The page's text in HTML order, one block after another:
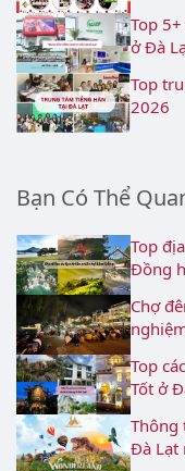
Top
ở Đà
Top
2026
Bạn Có Thể
Top
Đồng
Chợ
Top
Tốt ở
Thông
Đà Lạt